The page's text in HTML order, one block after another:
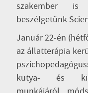
szakember
beszélgetünk
Január 22-én
az állatterápia
kutya- és